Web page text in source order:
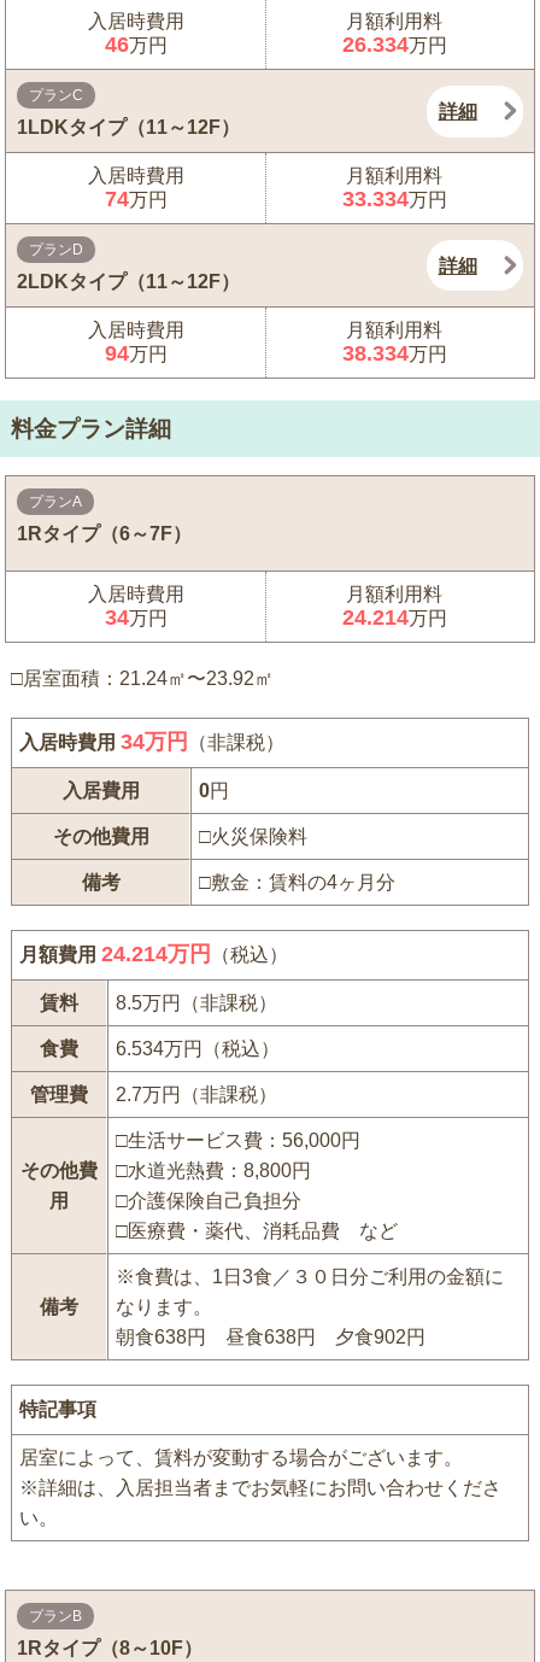
入居時費用
46万円
月額利用料
26.334万円
プランC
1LDKタイプ（11～12F）
詳細
入居時費用
74万円
月額利用料
33.334万円
プランD
2LDKタイプ（11～12F）
詳細
入居時費用
94万円
月額利用料
38.334万円
料金プラン詳細
プランA
1Rタイプ（6～7F）
入居時費用
34万円
月額利用料
24.214万円
□居室面積：21.24㎡〜23.92㎡
入居時費用34万円 （非課税）
入居費用 0円
その他費用 □火災保険料
備考 □敷金：賃料の4ヶ月分
月額費用24.214万円 （税込）
賃料 8.5万円（非課税）
食費 6.534万円（税込）
管理費 2.7万円（非課税）
その他費
用
□生活サービス費：56,000円
□水道光熱費：8,800円
□介護保険自己負担分
□医療費・薬代、消耗品費 など
備考
※食費は、1日3食／３０日分ご利用の金額に
なります。
朝食638円 昼食638円 夕食902円
特記事項
居室によって、賃料が変動する場合がございます。
※詳細は、入居担当者までお気軽にお問い合わせくださ
い。
プランB
1Rタイプ（8～10F）